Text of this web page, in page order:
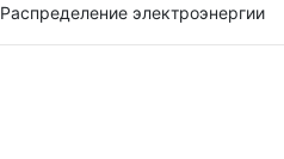
Распределение электроэнергии